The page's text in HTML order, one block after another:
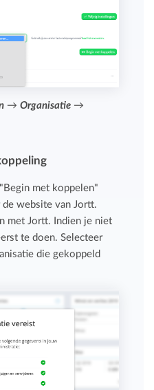
→Organisatie →
met koppelen"
website van Jortt.
met Jortt. Indien je niet
te doen. Selecteer
die gekoppeld